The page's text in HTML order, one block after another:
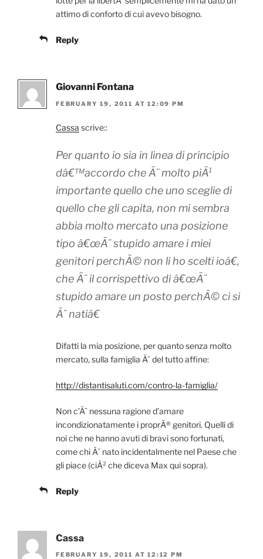
attimo di conforto di cui avevo bisogno.
Reply
Giovanni Fontana
FEBRUARY 19, 2011 AT 12:09 PM
Cassa scrive::
Per quanto io sia in linea di principio
dâ€™accordo che Ã¨ molto piÃ¹
importante quello che uno sceglie di
quello che gli capita, non mi sembra
abbia molto mercato una posizione
tipo â€œÃ¨ stupido amare i miei
genitori perchÃ© non li ho scelti ioâ€,
che Ã¨ il corrispettivo di â€œÃ¨
stupido amare un posto perchÃ© ci si
Ã¨ natiâ€
Difatti la mia posizione, per quanto senza molto
mercato, sulla famiglia Ã¨ del tutto affine:
http://distantisaluti.com/contro-la-famiglia/
Non c’Ã¨ nessuna ragione d’amare
incondizionatamente i proprÃ® genitori. Quelli di
noi che ne hanno avuti di bravi sono fortunati,
come chi Ã¨ nato incidentalmente nel Paese che
gli piace (ciÃ² che diceva Max qui sopra).
Reply
Cassa
FEBRUARY 19, 2011 AT 12:12 PM